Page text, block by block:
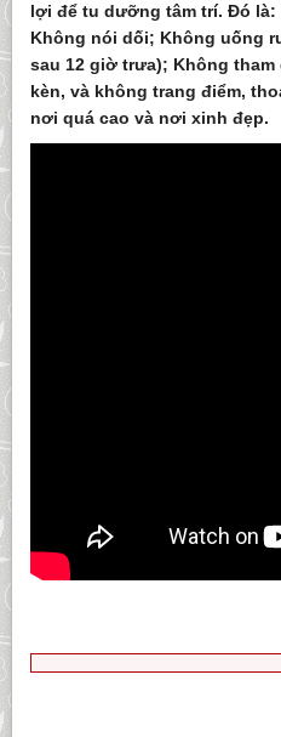
lợi để tu dưỡng tâm trí. Đó
Không nói dối; Không uống
sau 12 giờ trưa); Không tham
kèn, và không trang điểm,
nơi quá cao và nơi xinh đẹp.